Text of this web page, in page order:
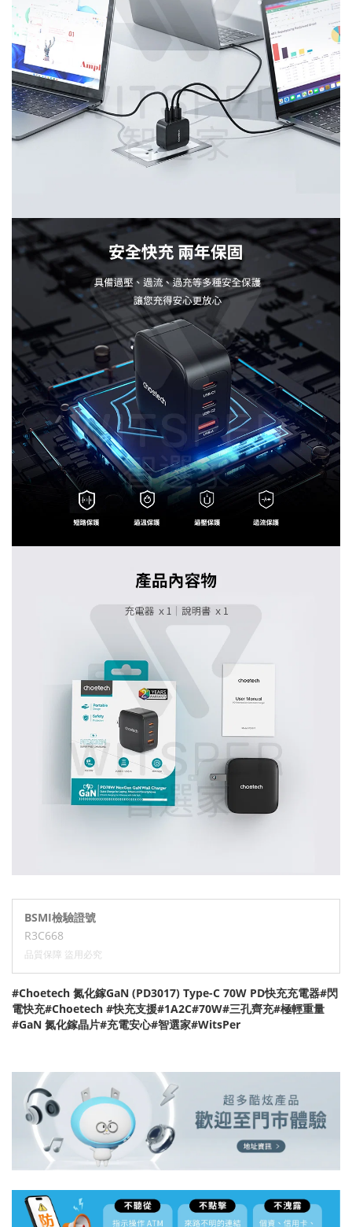
BSMI檢驗證號
R3C668
品質保障 盜用必究
#Choetech 氮化鎵GaN (PD3017) Type-C 70W PD快充充電器#閃
電快充#Choetech #快充支援#1A2C#70W#三孔齊充#極輕重量
#GaN 氮化鎵晶片#充電安心#智選家#WitsPer